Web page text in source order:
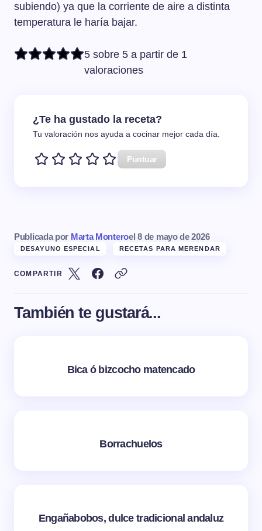
subiendo) ya que la corriente de aire a distinta
temperatura le haría bajar.
5 sobre 5 a partir de 1
valoraciones
¿Te ha gustado la receta?
Tu valoración nos ayuda a cocinar mejor cada día.
Puntuar
Publicada por Marta Monteroel 8 de mayo de 2026
DESAYUNO ESPECIAL RECETAS PARA MERENDAR
COMPARTIR
También te gustará...
Bica ó bizcocho matencado
Borrachuelos
Engañabobos, dulce tradicional andaluz